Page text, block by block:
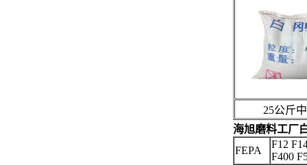
25公斤中
海旭磨料工厂
FEPA
F12
F400